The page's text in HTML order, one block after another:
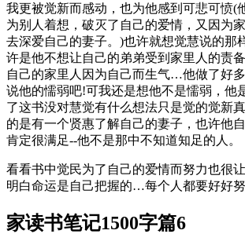
我更被觉新而感动，也为他感到可悲可愤(
为别人着想，破灭了自己的爱情，又因为
去深爱自己的妻子。)也许就想觉慧说的那
许是他不想让自己的弟弟受到家里人的责
自己的家里人因为自己而生气…他做了好
说他的懦弱吧!可我还是想他不是懦弱，他
了这书没对慧觉有什么想法只是觉的觉新
的是有一个贤惠了解自己的妻子，也许他
肯定很满足--他不是那中不知道知足的人。
看看书中觉民为了自己的爱情而努力也很
明白命运是自己把握的…每个人都要好好努
家读书笔记1500字篇6